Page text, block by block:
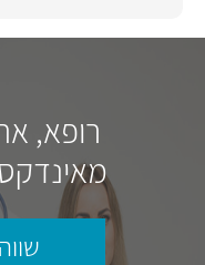
רופא,